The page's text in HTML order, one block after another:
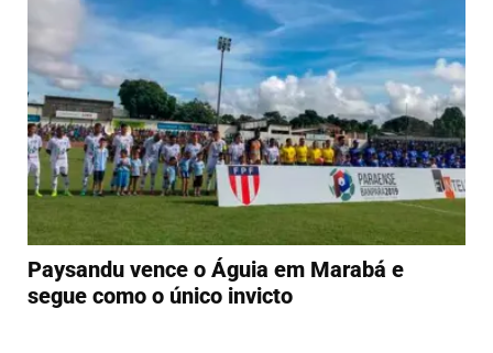
Paysandu vence o Águia em Marabá e
segue como o único invicto